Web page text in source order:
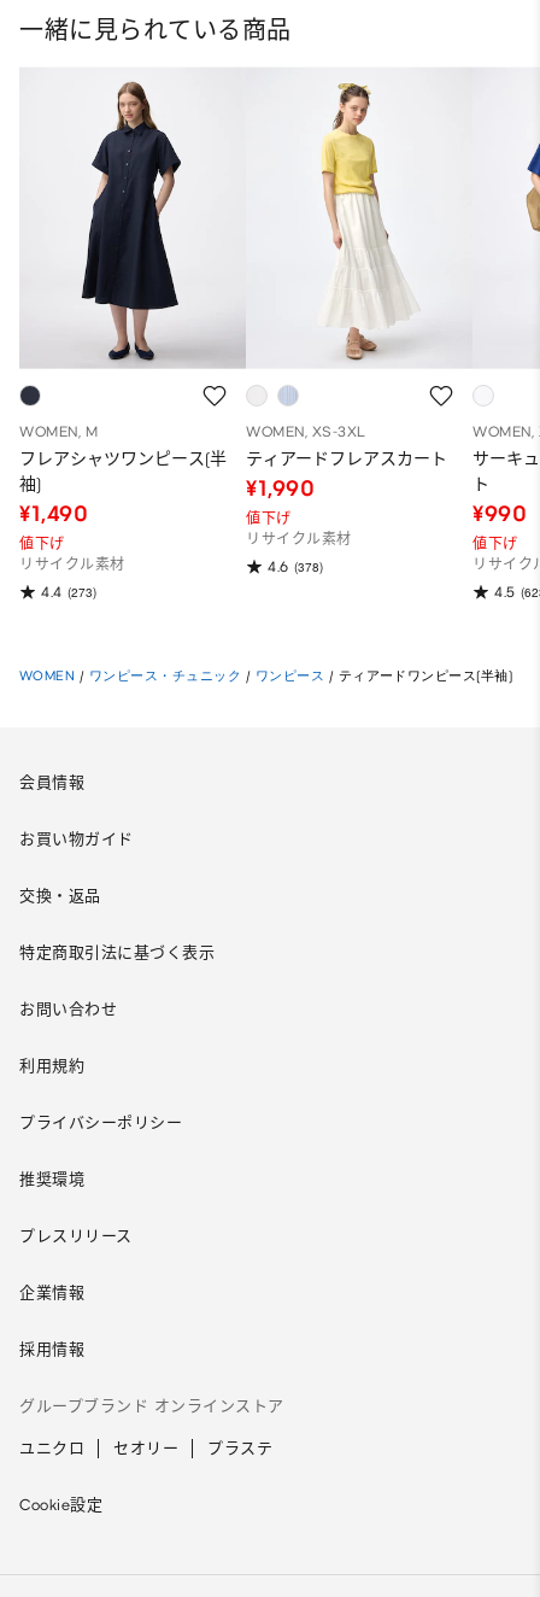
一緒に見られている商品
WOMEN, M
フレアシャツワンピース(半
袖)
¥1,490
値下げ
リサイクル素材
4.4 (273)
WOMEN, XS-3XL
ティアードフレアスカート
¥1,990
値下げ
リサイクル素材
4.6 (378)
WOMEN,
サーキ
ト
¥990
値下げ
リサイク
4.5
WOMEN / ワンピース・チュニック / ワンピース / ティアードワンピース(半袖)
会員情報
お買い物ガイド
交換・返品
特定商取引法に基づく表示
お問い合わせ
利用規約
プライバシーポリシー
推奨環境
プレスリリース
企業情報
採用情報
グループブランド オンラインストア
ユニクロ セオリー プラステ
Cookie設定